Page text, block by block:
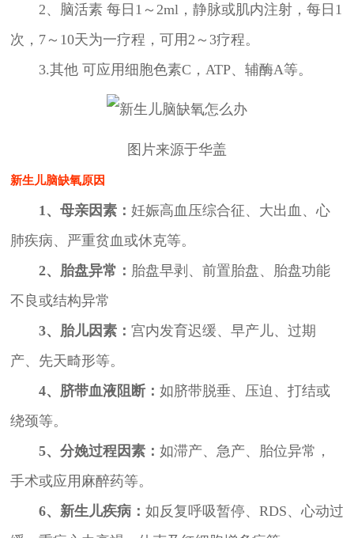
2、脑活素 每日1～2ml，静脉或肌内注射，每日1
次，7～10天为一疗程，可用2～3疗程。
3.其他 可应用细胞色素C，ATP、辅酶A等。
图片来源于华盖
新生儿脑缺氧原因
1、母亲因素： 妊娠高血压综合征、大出血、心
肺疾病、严重贫血或休克等。
2、胎盘异常： 胎盘早剥、前置胎盘、胎盘功能
不良或结构异常
3、胎儿因素： 宫内发育迟缓、早产儿、过期
产、先天畸形等。
4、脐带血液阻断： 如脐带脱垂、压迫、打结或
绕颈等。
5、分娩过程因素： 如滞产、急产、胎位异常，
手术或应用麻醉药等。
6、新生儿疾病： 如反复呼吸暂停、RDS、心动过